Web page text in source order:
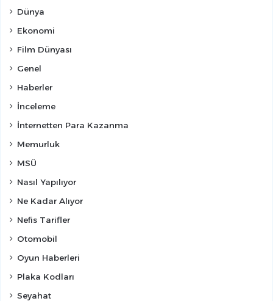
Dünya
Ekonomi
Film Dünyası
Genel
Haberler
İnceleme
İnternetten Para Kazanma
Memurluk
MSÜ
Nasıl Yapılıyor
Ne Kadar Alıyor
Nefis Tarifler
Otomobil
Oyun Haberleri
Plaka Kodları
Seyahat